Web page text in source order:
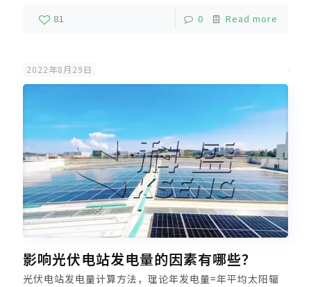
石领域，在2015年开始应用在光伏领域，之前光伏采用砂
浆切割，原理上跟金刚线差不多，只是用碳化硅作为刃
81 0 Read more
2022年8月29日
影响光伏电站发电量的因素有哪些？
光伏电站发电量计算方法，理论年发电量=年平均太阳辐